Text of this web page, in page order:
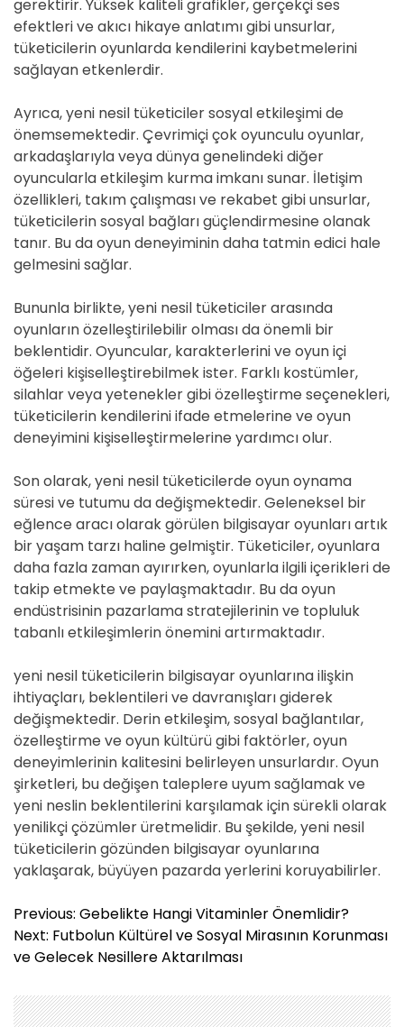
gerektirir. Yüksek kaliteli grafikler, gerçekçi ses
efektleri ve akıcı hikaye anlatımı gibi unsurlar,
tüketicilerin oyunlarda kendilerini kaybetmelerini
sağlayan etkenlerdir.
Ayrıca, yeni nesil tüketiciler sosyal etkileşimi de
önemsemektedir. Çevrimiçi çok oyunculu oyunlar,
arkadaşlarıyla veya dünya genelindeki diğer
oyuncularla etkileşim kurma imkanı sunar. İletişim
özellikleri, takım çalışması ve rekabet gibi unsurlar,
tüketicilerin sosyal bağları güçlendirmesine olanak
tanır. Bu da oyun deneyiminin daha tatmin edici hale
gelmesini sağlar.
Bununla birlikte, yeni nesil tüketiciler arasında
oyunların özelleştirilebilir olması da önemli bir
beklentidir. Oyuncular, karakterlerini ve oyun içi
öğeleri kişiselleştirebilmek ister. Farklı kostümler,
silahlar veya yetenekler gibi özelleştirme seçenekleri,
tüketicilerin kendilerini ifade etmelerine ve oyun
deneyimini kişiselleştirmelerine yardımcı olur.
Son olarak, yeni nesil tüketicilerde oyun oynama
süresi ve tutumu da değişmektedir. Geleneksel bir
eğlence aracı olarak görülen bilgisayar oyunları artık
bir yaşam tarzı haline gelmiştir. Tüketiciler, oyunlara
daha fazla zaman ayırırken, oyunlarla ilgili içerikleri de
takip etmekte ve paylaşmaktadır. Bu da oyun
endüstrisinin pazarlama stratejilerinin ve topluluk
tabanlı etkileşimlerin önemini artırmaktadır.
yeni nesil tüketicilerin bilgisayar oyunlarına ilişkin
ihtiyaçları, beklentileri ve davranışları giderek
değişmektedir. Derin etkileşim, sosyal bağlantılar,
özelleştirme ve oyun kültürü gibi faktörler, oyun
deneyimlerinin kalitesini belirleyen unsurlardır. Oyun
şirketleri, bu değişen taleplere uyum sağlamak ve
yeni neslin beklentilerini karşılamak için sürekli olarak
yenilikçi çözümler üretmelidir. Bu şekilde, yeni nesil
tüketicilerin gözünden bilgisayar oyunlarına
yaklaşarak, büyüyen pazarda yerlerini koruyabilirler.
Y
a
z
g
e
Previous: Gebelikte Hangi Vitaminler Önemlidir?
Next: Futbolun Kültürel ve Sosyal Mirasının Korunması
ve Gelecek Nesillere Aktarılması